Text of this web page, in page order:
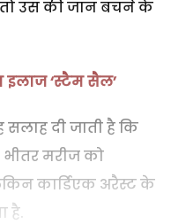
उस की जान बचने के
इलाज ‘स्टैम सैल’
दी जाती है कि
मरीज को
कार्डिएक अरैस्ट के
है.